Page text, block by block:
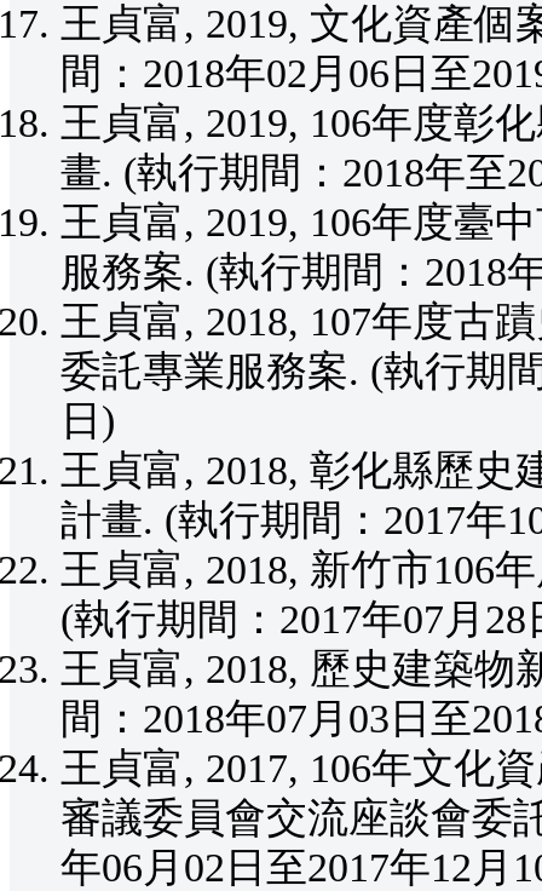
王貞富, 2019, 文化資產個
間：2018年02月06日至
王貞富, 2019, 106年度彰
畫. (執行期間：2018年至
王貞富, 2019, 106年度臺
服務案. (執行期間：2018
王貞富, 2018, 107年度古
委託專業服務案. (執行期
日)
王貞富, 2018, 彰化縣歷
計畫. (執行期間：2017年
王貞富, 2018, 新竹市106
(執行期間：2017年07月
王貞富, 2018, 歷史建築
間：2018年07月03日至
王貞富, 2017, 106年文化
審議委員會交流座談會委
年06月02日至2017年12月